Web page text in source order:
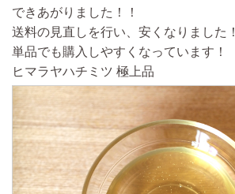
できあがりました！！
送料の見直しを行い、安くなりました！
単品でも購入しやすくなっています！
ヒマラヤハチミツ 極上品